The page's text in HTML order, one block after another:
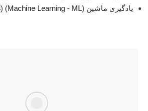
یادگیری ماشین (Machine Learning - ML)
(3)